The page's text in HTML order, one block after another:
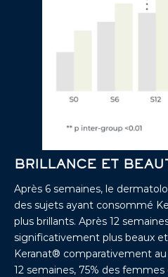
BRILLANCE ET
Après 6 semaines, le
des sujets ayant consommé
plus brillants. Après 12
significativement plus beaux
Keranat® comparativement
12 semaines, 75% des